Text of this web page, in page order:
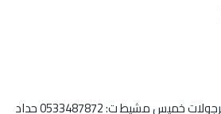
تركيب برجولات خميس مشيط ت: 0533487872 حداد